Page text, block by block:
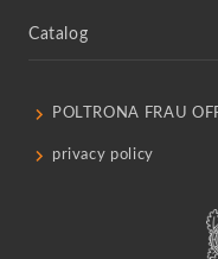
Catalog
POLTRONA FRAU
privacy policy